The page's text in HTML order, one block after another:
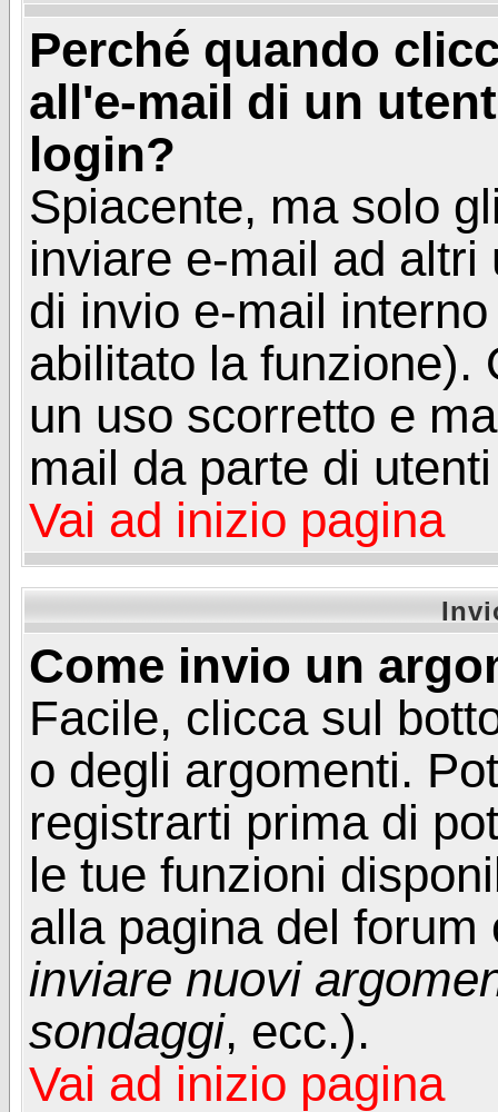
Perché quando
all'e-mail di un
login?
Spiacente, ma solo
inviare e-mail ad
di invio e-mail
abilitato la funzione).
un uso scorretto e
mail da parte di
Vai ad inizio pagina
Come invio un
Facile, clicca sul
o degli argomenti.
registrarti prima di
le tue funzioni
alla pagina del
inviare nuovi
sondaggi, ecc.).
Vai ad inizio pagina